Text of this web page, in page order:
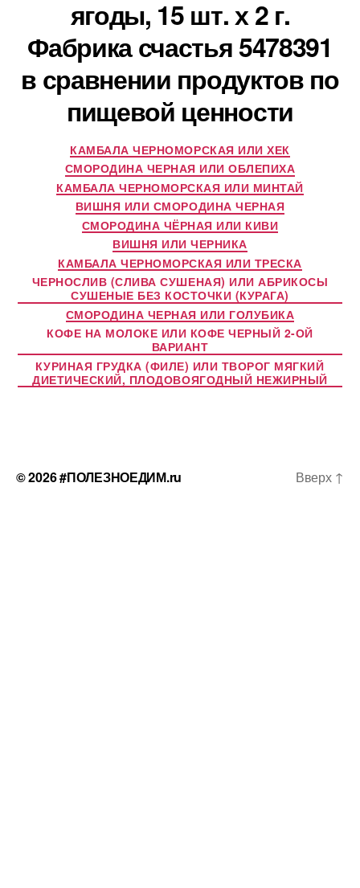
ягоды, 15 шт. х 2 г.
Фабрика счастья 5478391
в сравнении продуктов по
пищевой ценности
КАМБАЛА ЧЕРНОМОРСКАЯ ИЛИ ХЕК
СМОРОДИНА ЧЕРНАЯ ИЛИ ОБЛЕПИХА
КАМБАЛА ЧЕРНОМОРСКАЯ ИЛИ МИНТАЙ
ВИШНЯ ИЛИ СМОРОДИНА ЧЕРНАЯ
СМОРОДИНА ЧЁРНАЯ ИЛИ КИВИ
ВИШНЯ ИЛИ ЧЕРНИКА
КАМБАЛА ЧЕРНОМОРСКАЯ ИЛИ ТРЕСКА
ЧЕРНОСЛИВ (СЛИВА СУШЕНАЯ) ИЛИ АБРИКОСЫ
СУШЕНЫЕ БЕЗ КОСТОЧКИ (КУРАГА)
СМОРОДИНА ЧЕРНАЯ ИЛИ ГОЛУБИКА
КОФЕ НА МОЛОКЕ ИЛИ КОФЕ ЧЕРНЫЙ 2-ОЙ
ВАРИАНТ
КУРИНАЯ ГРУДКА (ФИЛЕ) ИЛИ ТВОРОГ МЯГКИЙ
ДИЕТИЧЕСКИЙ, ПЛОДОВОЯГОДНЫЙ НЕЖИРНЫЙ
© 2026#ПОЛЕЗНОЕДИМ.ru Вверх ↑